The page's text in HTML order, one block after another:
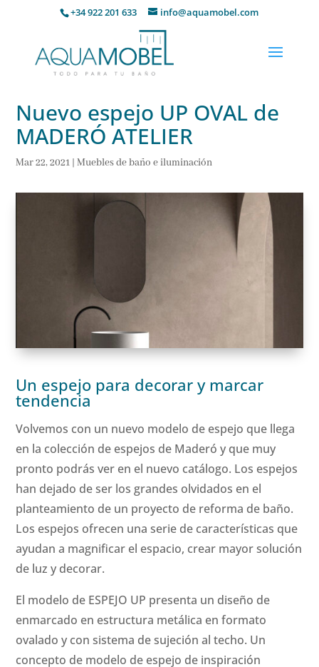
+34 922 201 633 info@aquamobel.com
Nuevo espejo UP OVAL de
MADERÓ ATELIER
Mar 22, 2021 |Muebles de baño e iluminación
Un espejo para decorar y marcar
tendencia
Volvemos con un nuevo modelo de espejo que llega
en la colección de espejos de Maderó y que muy
pronto podrás ver en el nuevo catálogo. Los espejos
han dejado de ser los grandes olvidados en el
planteamiento de un proyecto de reforma de baño.
Los espejos ofrecen una serie de características que
ayudan a magnificar el espacio, crear mayor solución
de luz y decorar.
El modelo de ESPEJO UP presenta un diseño de
enmarcado en estructura metálica en formato
ovalado y con sistema de sujeción al techo. Un
concepto de modelo de espejo de inspiración